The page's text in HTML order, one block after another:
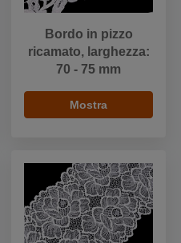
Bordo in pizzo
ricamato, larghezza:
70 - 75 mm
Mostra